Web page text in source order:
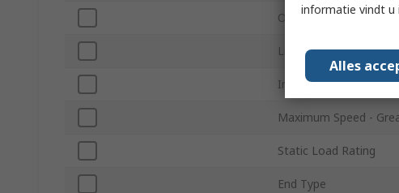
Outside Diameter
Limiting Speed
Internal Clearance
Maximum Speed -
Static Load Rating
End Type
informatie vindt u
Alles